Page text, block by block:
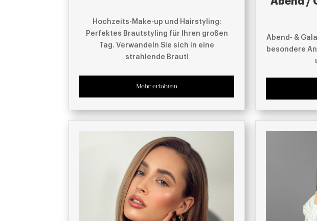
Hochzeits-Make-up und Hairstyling:
Perfektes Brautstyling für Ihren großen
Tag. Verwandeln Sie sich in eine
strahlende Braut!
Mehr erfahren
Abend- &
besondere